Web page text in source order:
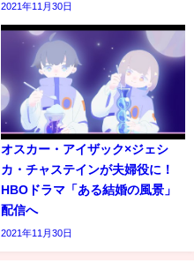
2021年11月30日
オスカー・アイザック×ジェシ
カ・チャステインが夫婦役に！
HBOドラマ「ある結婚の風景」
配信へ
2021年11月30日